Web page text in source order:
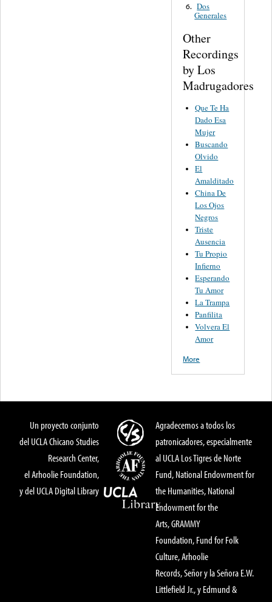
6. Dos
Generales
Other
Recordings
by Los
Madrugadores
Que Te Ha
Dado Esa
Mujer
Buscando
Olvido
El
Amalditado
China De
Los Ojos
Negros
Triste
Ausencia
Tu Propio
Infierno
Esperando
Tu Amor
La Trampa
Panfilita
Volvera El
Amor
More
Un proyecto conjunto
del UCLA Chicano Studies
Research Center,
el Arhoolie Foundation,
y del UCLA Digital Library
Agradecemos a todos los
patronicadores, especialmente
al UCLA Los Tigres de Norte
Fund, National Endowment for
the Humanities, National
Endowment for the
Arts, GRAMMY
Foundation, Fund for Folk
Culture, Arhoolie
Records, Señor y la Señora E.W.
Littlefield Jr., y Edmund &